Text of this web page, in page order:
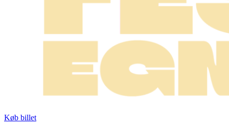
Køb billet